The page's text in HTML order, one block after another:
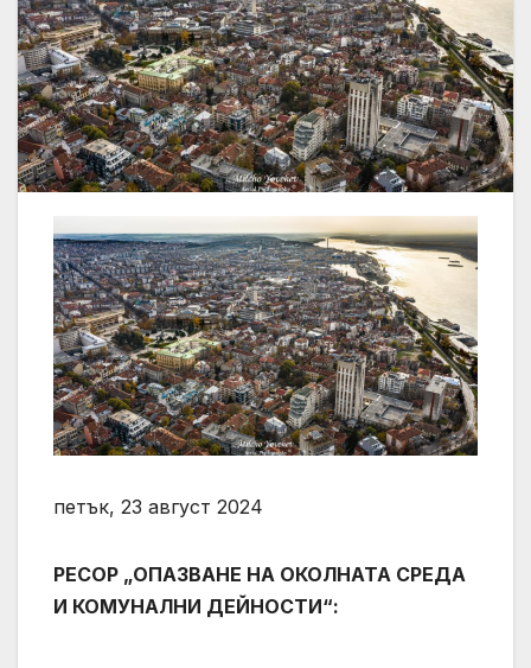
петък, 23 август 2024
РЕСОР „ОПАЗВАНЕ НА ОКОЛНАТА СРЕДА
И КОМУНАЛНИ ДЕЙНОСТИ“: